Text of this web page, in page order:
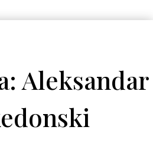
Aleksandar